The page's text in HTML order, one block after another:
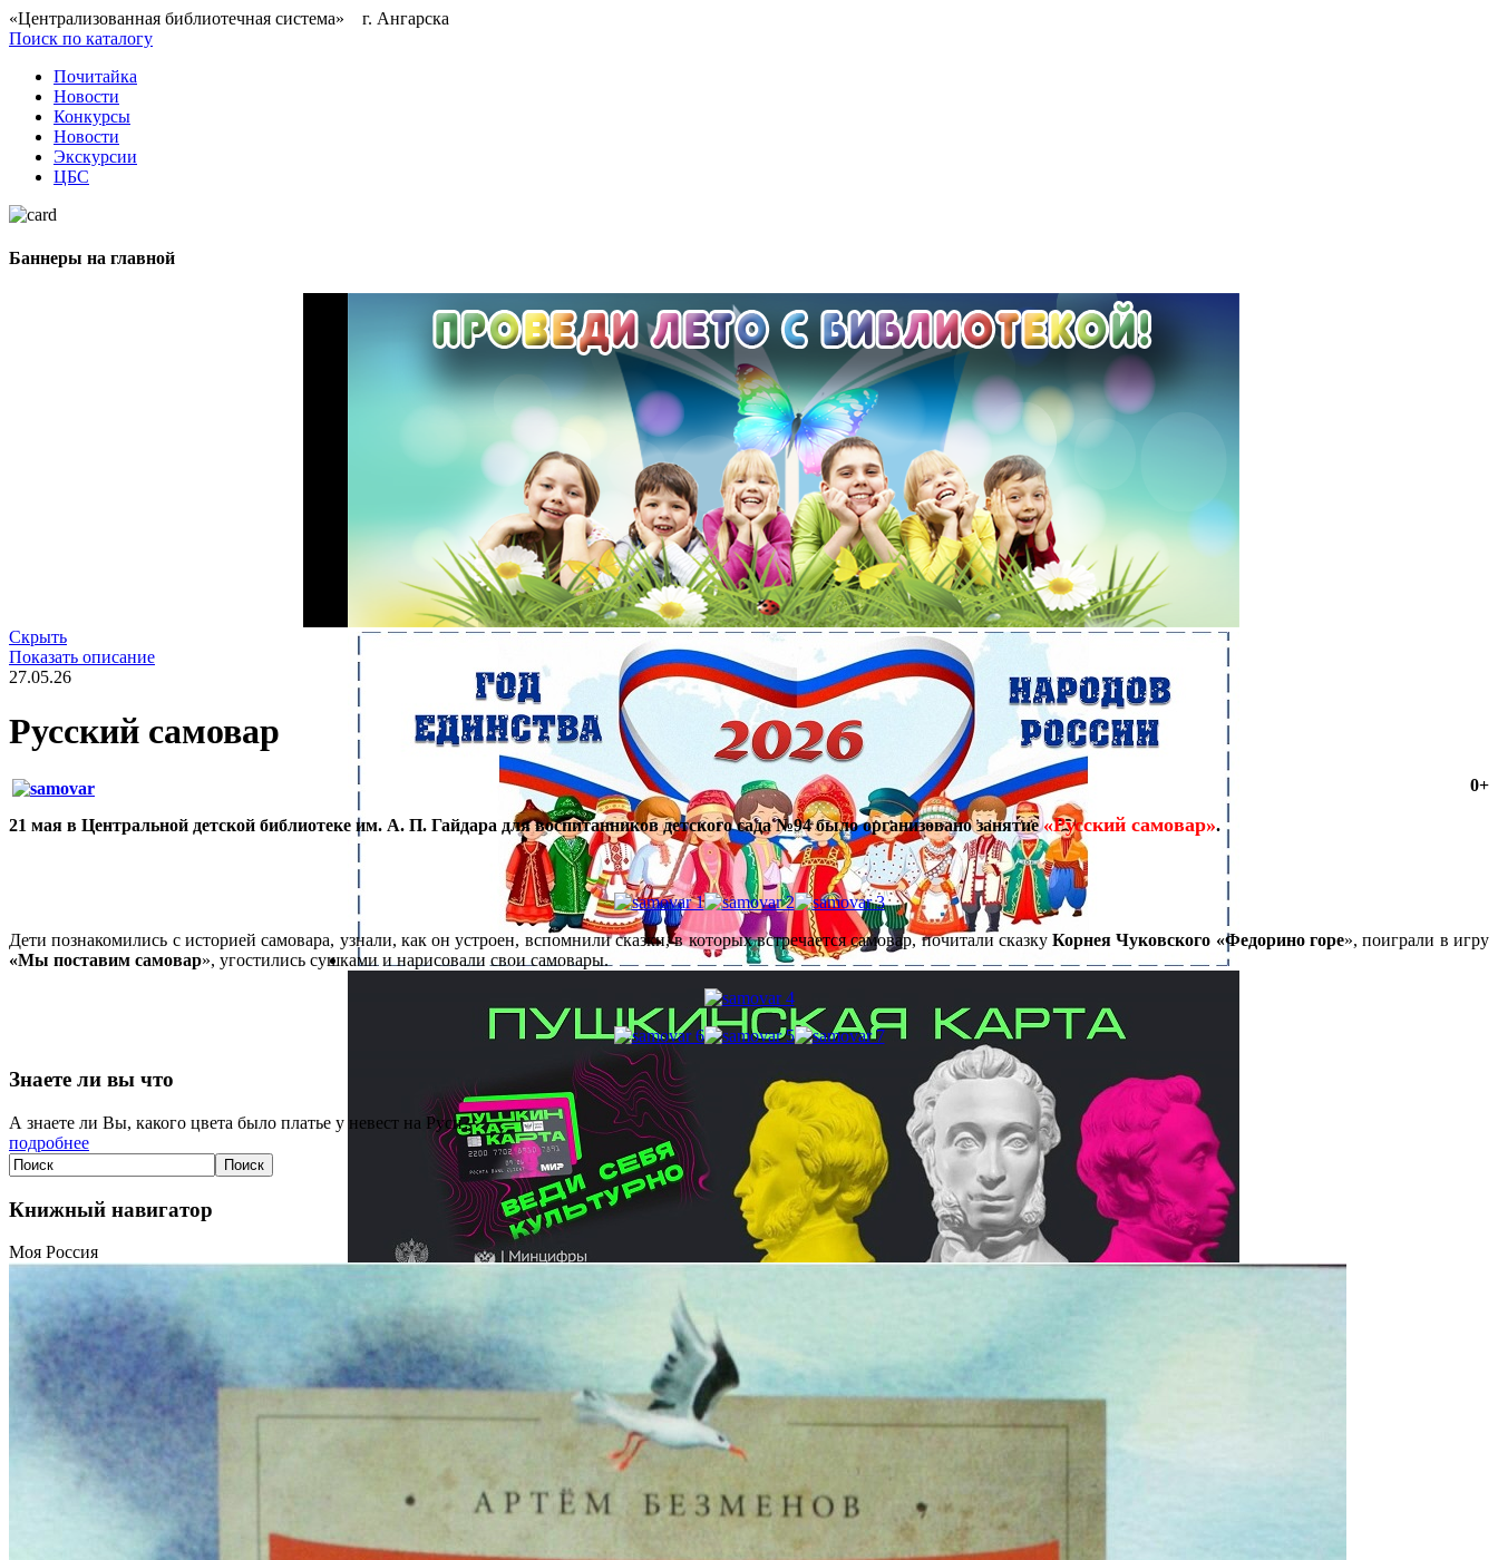
«Централизованная библиотечная система» г. Ангарска
Поиск по каталогу
Почитайка
Новости
Конкурсы
Новости
Экскурсии
ЦБС
Баннеры на главной
Скрыть
Показать описание
27.05.26
Русский самовар
0+
21 мая в Центральной детской библиотеке им. А. П. Гайдара для воспитанников детского сада №94 было организовано занятие«Русский самовар».
Дети познакомились с историей самовара, узнали, как он устроен, вспомнили сказки, в которых встречается самовар, почитали сказкуКорнея Чуковского «Федорино горе», поиграли в игру
«Мы поставим самовар», угостились сушками и нарисовали свои самовары.
Знаете ли вы что
А знаете ли Вы, какого цвета было платье у невест на Руси?
подробнее
Книжный навигатор
Моя Россия